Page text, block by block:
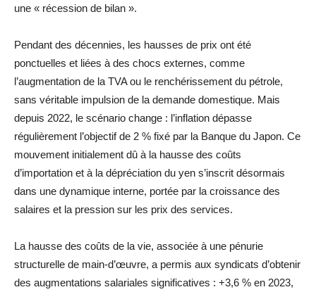
une « récession de bilan ».
Pendant des décennies, les hausses de prix ont été
ponctuelles et liées à des chocs externes, comme
l’augmentation de la TVA ou le renchérissement du pétrole,
sans véritable impulsion de la demande domestique. Mais
depuis 2022, le scénario change : l’inflation dépasse
régulièrement l’objectif de 2 % fixé par la Banque du Japon. Ce
mouvement initialement dû à la hausse des coûts
d’importation et à la dépréciation du yen s’inscrit désormais
dans une dynamique interne, portée par la croissance des
salaires et la pression sur les prix des services.
La hausse des coûts de la vie, associée à une pénurie
structurelle de main-d’œuvre, a permis aux syndicats d’obtenir
des augmentations salariales significatives : +3,6 % en 2023,